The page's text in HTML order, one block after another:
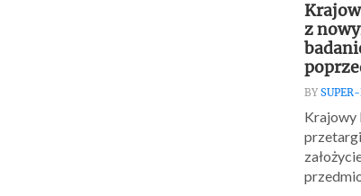
z
BY
Krajowy